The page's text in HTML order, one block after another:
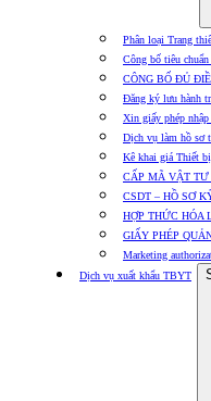
Phân loại Trang
Công bố tiêu
CÔNG BỐ ĐỦ
Đăng ký lưu hành
Xin giấy phép
Dịch vụ làm hồ sơ
Kê khai giá Thiết
CẤP MÃ VẬT TƯ
CSDT – HỒ SƠ
HỢP THỨC HÓA
GIẤY PHÉP
Marketing
Dịch vụ xuất khẩu TBYT